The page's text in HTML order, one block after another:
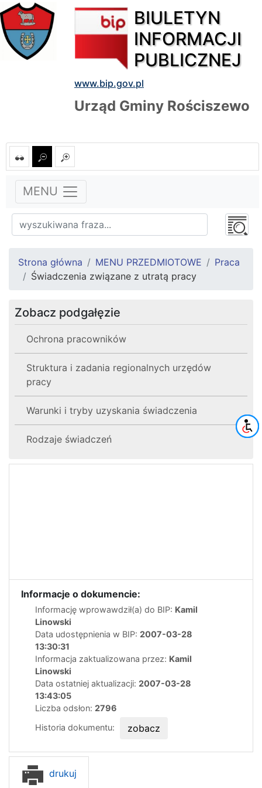
BIULETYN
INFORMACJI
PUBLICZNEJ
www.bip.gov.pl
Urząd Gminy Rościszewo
MENU
Strona główna MENU PRZEDMIOTOWE
Praca
Świadczenia związane z utratą pracy
Zobacz podgałęzie
Ochrona pracowników
Struktura i zadania regionalnych urzędów
pracy
Warunki i tryby uzyskania świadczenia
Rodzaje świadczeń
Informacje o dokumencie:
Informację wprowawdził(a) do BIP: Kamil
Linowski
Data udostępnienia w BIP: 2007-03-28
13:30:31
Informacja zaktualizowana przez: Kamil
Linowski
Data ostatniej aktualizacji: 2007-03-28
13:43:05
Liczba odsłon: 2796
Historia dokumentu:
zobacz
drukuj